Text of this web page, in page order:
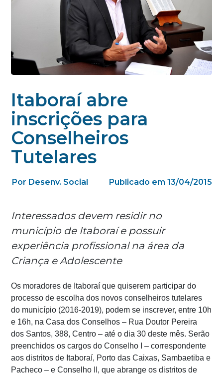
Itaboraí abre
inscrições para
Conselheiros
Tutelares
Por Desenv. Social Publicado em 13/04/2015
Interessados devem residir no
município de Itaboraí e possuir
experiência profissional na área da
Criança e Adolescente
Os moradores de Itaboraí que quiserem participar do
processo de escolha dos novos conselheiros tutelares
do município (2016-2019), podem se inscrever, entre 10h
e 16h, na Casa dos Conselhos – Rua Doutor Pereira
dos Santos, 388, Centro – até o dia 30 deste mês. Serão
preenchidos os cargos do Conselho I – correspondente
aos distritos de Itaboraí, Porto das Caixas, Sambaetiba e
Pacheco – e Conselho II, que abrange os distritos de